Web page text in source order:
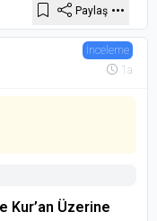
Paylaş
İnceleme
1a
Kur’an Üzerine